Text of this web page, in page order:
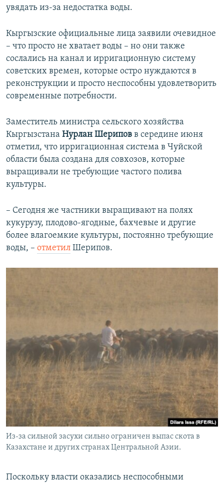
увядать из-за недостатка воды.
Кыргызские официальные лица заявили очевидное
– что просто не хватает воды – но они также
сослались на канал и ирригационную систему
советских времен, которые остро нуждаются в
реконструкции и просто неспособны удовлетворить
современные потребности.
Заместитель министра сельского хозяйства
Кыргызстана Нурлан Шерипов в середине июня
отметил, что ирригационная система в Чуйской
области была создана для совхозов, которые
выращивали не требующие частого полива
культуры.
– Сегодня же частники выращивают на полях
кукурузу, плодово-ягодные, бахчевые и другие
более влагоемкие культуры, постоянно требующие
воды, – отметил Шерипов.
Из-за сильной засухи сильно ограничен выпас скота в
Казахстане и других странах Центральной Азии.
Поскольку власти оказались неспособными